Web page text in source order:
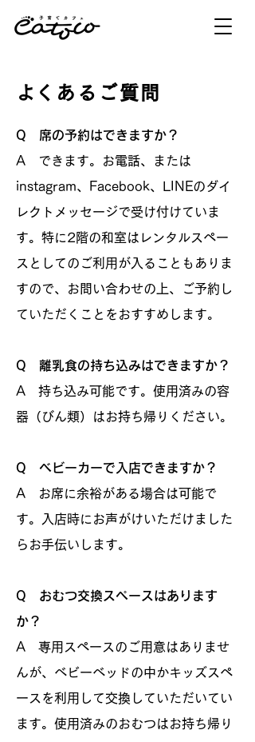
​よくあるご質問
Q 席の予約はできますか？
A できます。お電話、または
instagram、Facebook、LINEのダイ
レクトメッセージで受け付けていま
す。特に2階の和室はレンタルスペー
スとしてのご利用が入ることもありま
すので、お問い合わせの上、ご予約し
ていただくことをおすすめします。
Q 離乳食の持ち込みはできますか？
A 持ち込み可能です。使用済みの容
器（びん類）はお持ち帰りください。
Q ベビーカーで入店できますか？
A お席に余裕がある場合は可能で
す。入店時にお声がけいただけました
らお手伝いします。
Q おむつ交換スペースはあります
か？
A 専用スペースのご用意はありませ
んが、ベビーベッドの中かキッズスペ
ースを利用して交換していただいてい
ます。使用済みのおむつはお持ち帰り